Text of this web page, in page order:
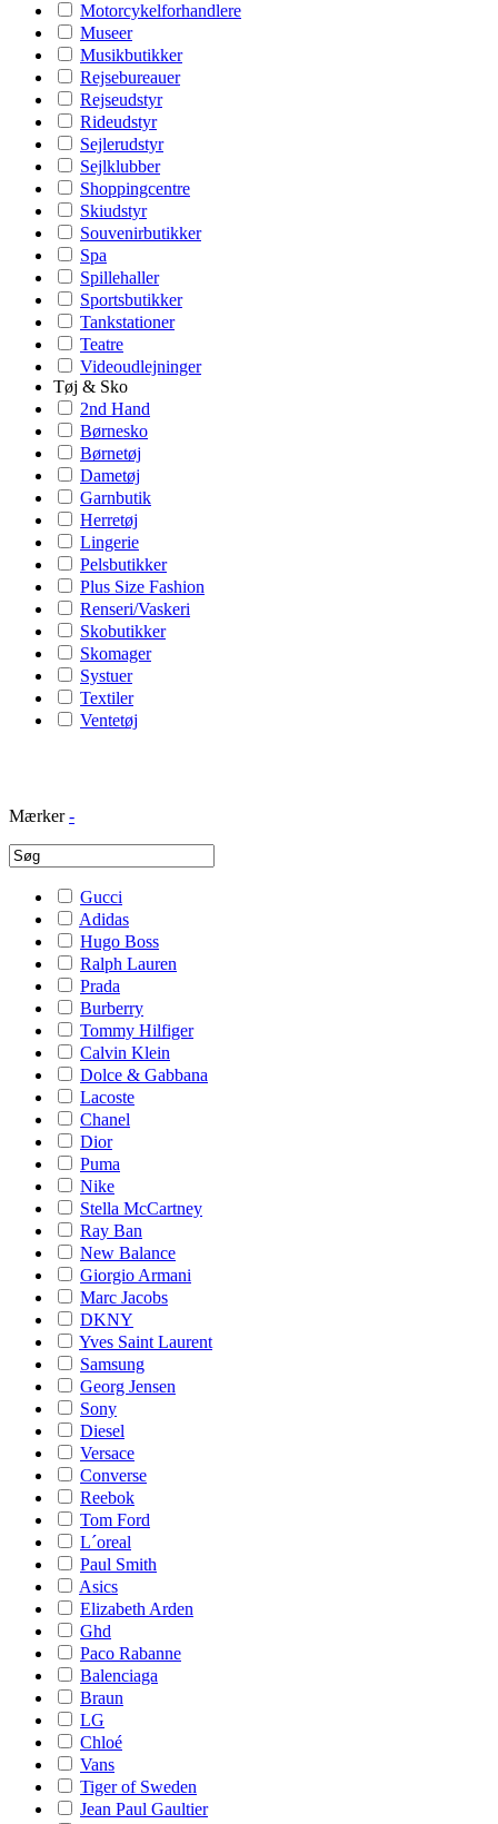
Motorcykelforhandlere
Museer
Musikbutikker
Rejsebureauer
Rejseudstyr
Rideudstyr
Sejlerudstyr
Sejlklubber
Shoppingcentre
Skiudstyr
Souvenirbutikker
Spa
Spillehaller
Sportsbutikker
Tankstationer
Teatre
Videoudlejninger
Tøj & Sko
2nd Hand
Børnesko
Børnetøj
Dametøj
Garnbutik
Herretøj
Lingerie
Pelsbutikker
Plus Size Fashion
Renseri/Vaskeri
Skobutikker
Skomager
Systuer
Textiler
Ventetøj
Mærker -
Gucci
Adidas
Hugo Boss
Ralph Lauren
Prada
Burberry
Tommy Hilfiger
Calvin Klein
Dolce & Gabbana
Lacoste
Chanel
Dior
Puma
Nike
Stella McCartney
Ray Ban
New Balance
Giorgio Armani
Marc Jacobs
DKNY
Yves Saint Laurent
Samsung
Georg Jensen
Sony
Diesel
Versace
Converse
Reebok
Tom Ford
L´oreal
Paul Smith
Asics
Elizabeth Arden
Ghd
Paco Rabanne
Balenciaga
Braun
LG
Chloé
Vans
Tiger of Sweden
Jean Paul Gaultier